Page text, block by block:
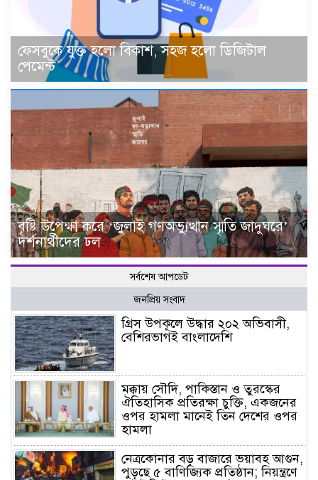
ফেসবুকে যুক্ত হলো বিকাশ, সহজ হলো ডিজিটাল
পেমেন্ট
বৃষ্টি উপেক্ষা করে ‘জুলাই গণঅভ্যুত্থান স্মৃতি জাদুঘরে’
দর্শনার্থীদের ঢল
সর্বশেষ আপডেট
জনপ্রিয় সংবাদ
গ্রিস উপকূলে উদ্ধার ২০২ অভিবাসী,
বেশিরভাগই বাংলাদেশি
মক্কায় সৌদি, পাকিস্তান ও তুরস্কের
ঐতিহাসিক প্রতিরক্ষা চুক্তি, একজনের
ওপর হামলা মানেই তিন দেশের ওপর
হামলা
নেত্রকোনার বড় বাজারে ভয়াবহ আগুন,
পুড়ছে ৫ বাণিজ্যিক প্রতিষ্ঠান; নিয়ন্ত্রণে